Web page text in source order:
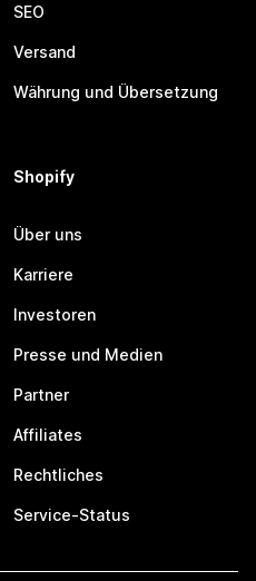
SEO
Versand
Währung und Übersetzung
Shopify
Über uns
Karriere
Investoren
Presse und Medien
Partner
Affiliates
Rechtliches
Service-Status